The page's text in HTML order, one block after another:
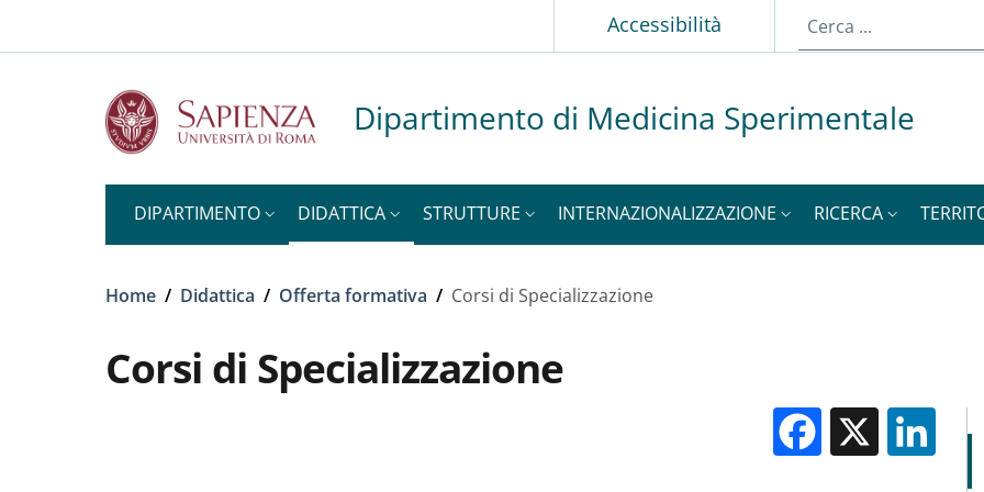
Accessibilità
Dipartimento di Medicina Sperimentale
DIPARTIMENTO DIDATTICA STRUTTURE INTERNAZIONALIZZAZIONE RICERCA
Briciole di pane
Home / Didattica / Offerta formativa / Corsi di Specializzazione
Corsi di Specializzazione
Facebook
X